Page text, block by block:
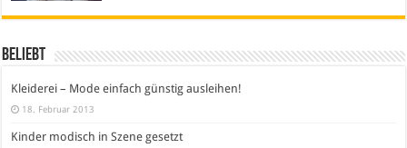
Beliebt
Kleiderei – Mode einfach günstig ausleihen!
18. Februar 2013
Kinder modisch in Szene gesetzt